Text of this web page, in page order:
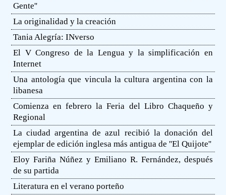
Gente''
La originalidad y la creación
Tania Alegría: INverso
El V Congreso de la Lengua y la simplificación en
Internet
Una antología que vincula la cultura argentina con la
libanesa
Comienza en febrero la Feria del Libro Chaqueño y
Regional
La ciudad argentina de azul recibió la donación del
ejemplar de edición inglesa más antigua de ''El Quijote''
Eloy Fariña Núñez y Emiliano R. Fernández, después
de su partida
Literatura en el verano porteño